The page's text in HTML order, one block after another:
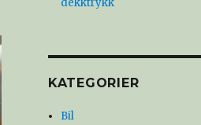
dekktrykk
KATEGORIER
Bil